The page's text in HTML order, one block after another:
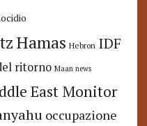
Hamas Hebron IDF
ritorno Maan news
East Monitor
occupazione